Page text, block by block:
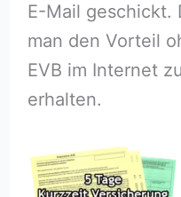
E-Mail geschickt.
man den Vorteil
EVB im Internet
erhalten.